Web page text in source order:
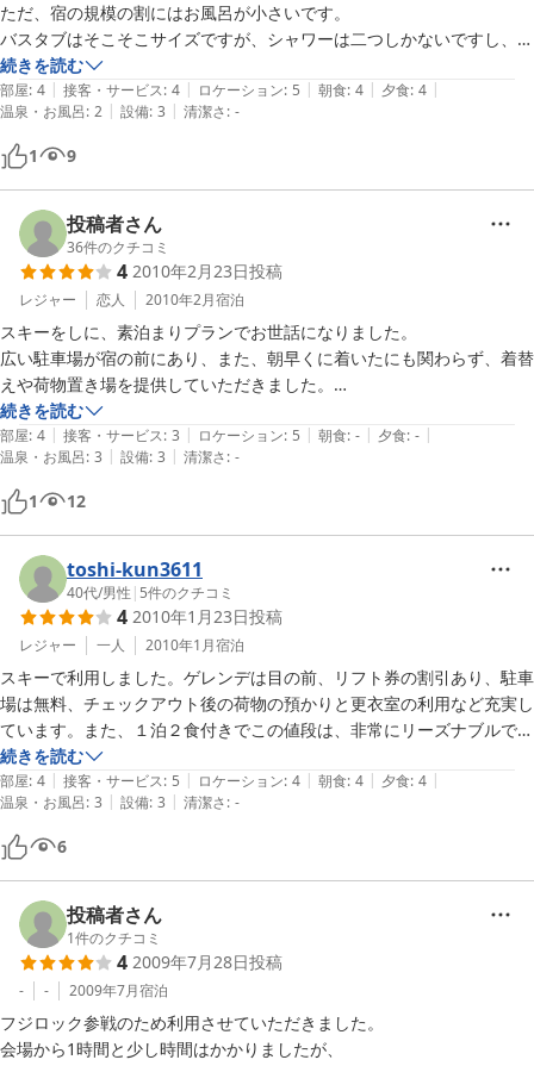
ただ、宿の規模の割にはお風呂が小さいです。
バスタブはそこそこサイズですが、シャワーは二つしかないですし、脱
衣所の棚も3個しかないです。
入ろうとしたところ、団体さんがいらっしゃる様子で入るのをやめ、次
に入り脱衣所で着替えて居たら、5〜6人が入ってみえ、こちらは裸な
のに廊下に通ずるドアを開けられてしまったりで、恥ずかしいおもいを
しました。
少人数でしか入れないお風呂なのであれば、少し工夫をして頂けると有
難いなと思いました。
続きを読む
部屋: 4 | 接客・サービス: 4 | ロケーション: 5 | 朝食: 4 | 夕食: 4 |
温泉・お風呂: 2 | 設備: 3 | 清潔さ: -
1 9
投稿者さん
36件のクチコミ
4 2010年2月23日投稿
レジャー 恋人 2010年2月宿泊
スキーをしに、素泊まりプランでお世話になりました。
広い駐車場が宿の前にあり、また、朝早くに着いたにも関わらず、着替
えや荷物置き場を提供していただきました。
食事は、少し歩いて５分くらいのところにある居酒屋で楽しみました。
スキー場まではすぐで、とても便利です。石打は土日は駐車場が有料で
すので、それが浮いた上にこの宿泊料金は、かなりお得だと思います。
【ご利用の宿泊プラン】
和室（食事なし）
続きを読む
部屋: 4 | 接客・サービス: 3 | ロケーション: 5 | 朝食: - | 夕食: - |
温泉・お風呂: 3 | 設備: 3 | 清潔さ: -
1 12
toshi-kun3611
40代/男性 | 5件のクチコミ
4 2010年1月23日投稿
レジャー 一人 2010年1月宿泊
スキーで利用しました。ゲレンデは目の前、リフト券の割引あり、駐車
場は無料、チェックアウト後の荷物の預かりと更衣室の利用など充実し
ています。また、１泊２食付きでこの値段は、非常にリーズナブルで
す。次回も利用したいと思います。
続きを読む
部屋: 4 | 接客・サービス: 5 | ロケーション: 4 | 朝食: 4 | 夕食: 4 |
温泉・お風呂: 3 | 設備: 3 | 清潔さ: -
6
投稿者さん
1件のクチコミ
4 2009年7月28日投稿
- - 2009年7月宿泊
フジロック参戦のため利用させていただきました。
会場から1時間と少し時間はかかりましたが、